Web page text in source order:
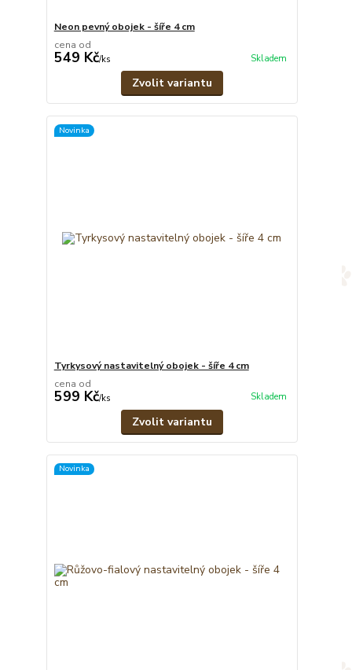
Neon pevný obojek - šíře 4 cm
cena od
549 Kč/ks Skladem
Zvolit variantu
Novinka
Tyrkysový nastavitelný obojek - šíře 4 cm
cena od
599 Kč/ks Skladem
Zvolit variantu
Novinka